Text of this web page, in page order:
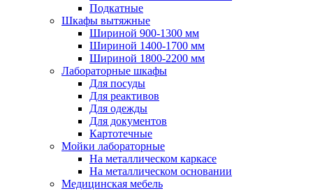
Подкатные
Шкафы вытяжные
Шириной 900-1300 мм
Шириной 1400-1700 мм
Шириной 1800-2200 мм
Лабораторные шкафы
Для посуды
Для реактивов
Для одежды
Для документов
Картотечные
Мойки лабораторные
На металлическом каркасе
На металлическом основании
Медицинская мебель